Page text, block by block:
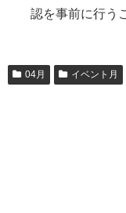
認を事前に行う
04月 イベント月